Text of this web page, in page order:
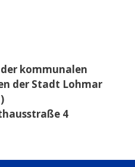
kommunalen
der Stadt Lohmar
4